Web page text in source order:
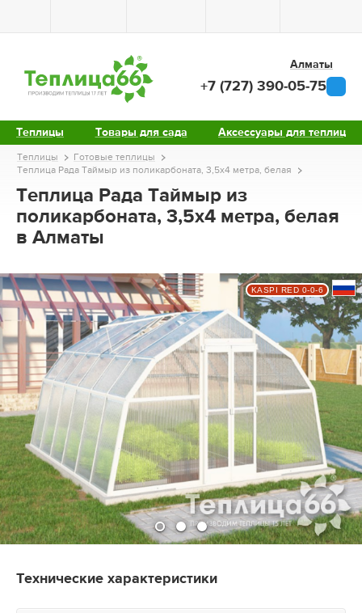
Теплицы Товары для сада Аксессуары для теплиц
Алматы
+7 (727) 390-05-75
Теплицы
Готовые теплицы
Теплица Рада Таймыр из поликарбоната, 3,5x4 метра, белая
Теплица Рада Таймыр из
поликарбоната, 3,5x4 метра, белая
в Алматы
KASPI RED 0-0-6
Технические характеристики